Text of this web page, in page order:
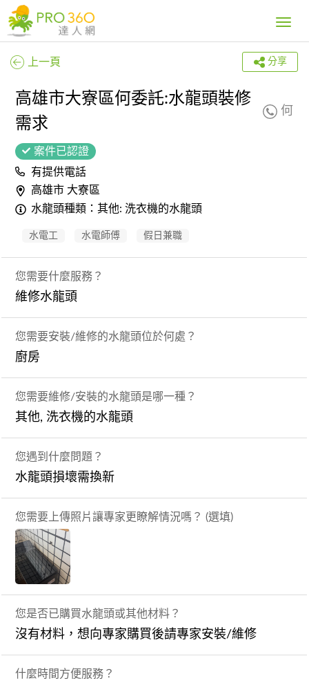
Toggle
上一頁 分享
高雄市大寮區何委託:水龍頭裝修
需求
何
案件已認證
有提供電話
高雄市 大寮區
水龍頭種類：其他: 洗衣機的水龍頭
水電工 水電師傅 假日兼職
您需要什麼服務？
維修水龍頭
您需要安裝/維修的水龍頭位於何處？
廚房
您需要維修/安裝的水龍頭是哪一種？
其他, 洗衣機的水龍頭
您遇到什麼問題？
水龍頭損壞需換新
您需要上傳照片讓專家更瞭解情況嗎？ (選填)
您是否已購買水龍頭或其他材料？
沒有材料，想向專家購買後請專家安裝/維修
什麼時間方便服務？